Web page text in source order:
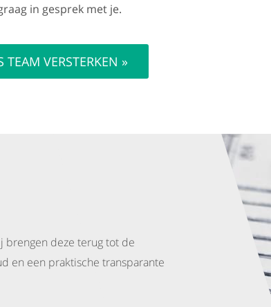
in gesprek met je.
TEAM VERSTERKEN »
brengen deze terug tot de
en een praktische transparante